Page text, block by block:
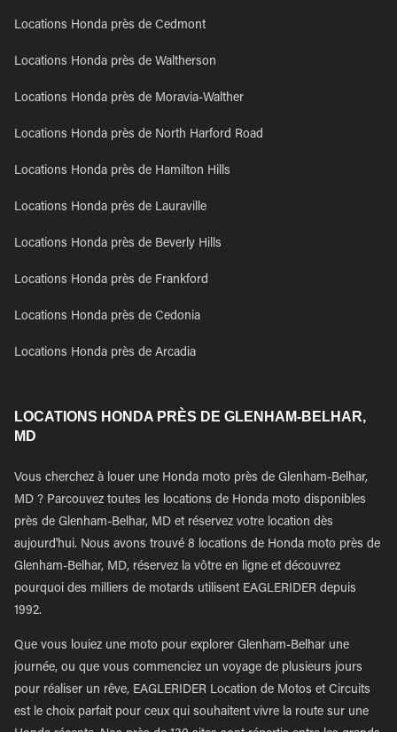
Locations Honda près de Cedmont
Locations Honda près de Waltherson
Locations Honda près de Moravia-Walther
Locations Honda près de North Harford Road
Locations Honda près de Hamilton Hills
Locations Honda près de Lauraville
Locations Honda près de Beverly Hills
Locations Honda près de Frankford
Locations Honda près de Cedonia
Locations Honda près de Arcadia
LOCATIONS HONDA PRÈS DE GLENHAM-BELHAR,
MD
Vous cherchez à louer une Honda moto près de Glenham-Belhar,
MD ? Parcouvez toutes les locations de Honda moto disponibles
près de Glenham-Belhar, MD et réservez votre location dès
aujourd'hui. Nous avons trouvé 8 locations de Honda moto près de
Glenham-Belhar, MD, réservez la vôtre en ligne et découvrez
pourquoi des milliers de motards utilisent EAGLERIDER depuis
1992.
Que vous louiez une moto pour explorer Glenham-Belhar une
journée, ou que vous commenciez un voyage de plusieurs jours
pour réaliser un rêve, EAGLERIDER Location de Motos et Circuits
est le choix parfait pour ceux qui souhaitent vivre la route sur une